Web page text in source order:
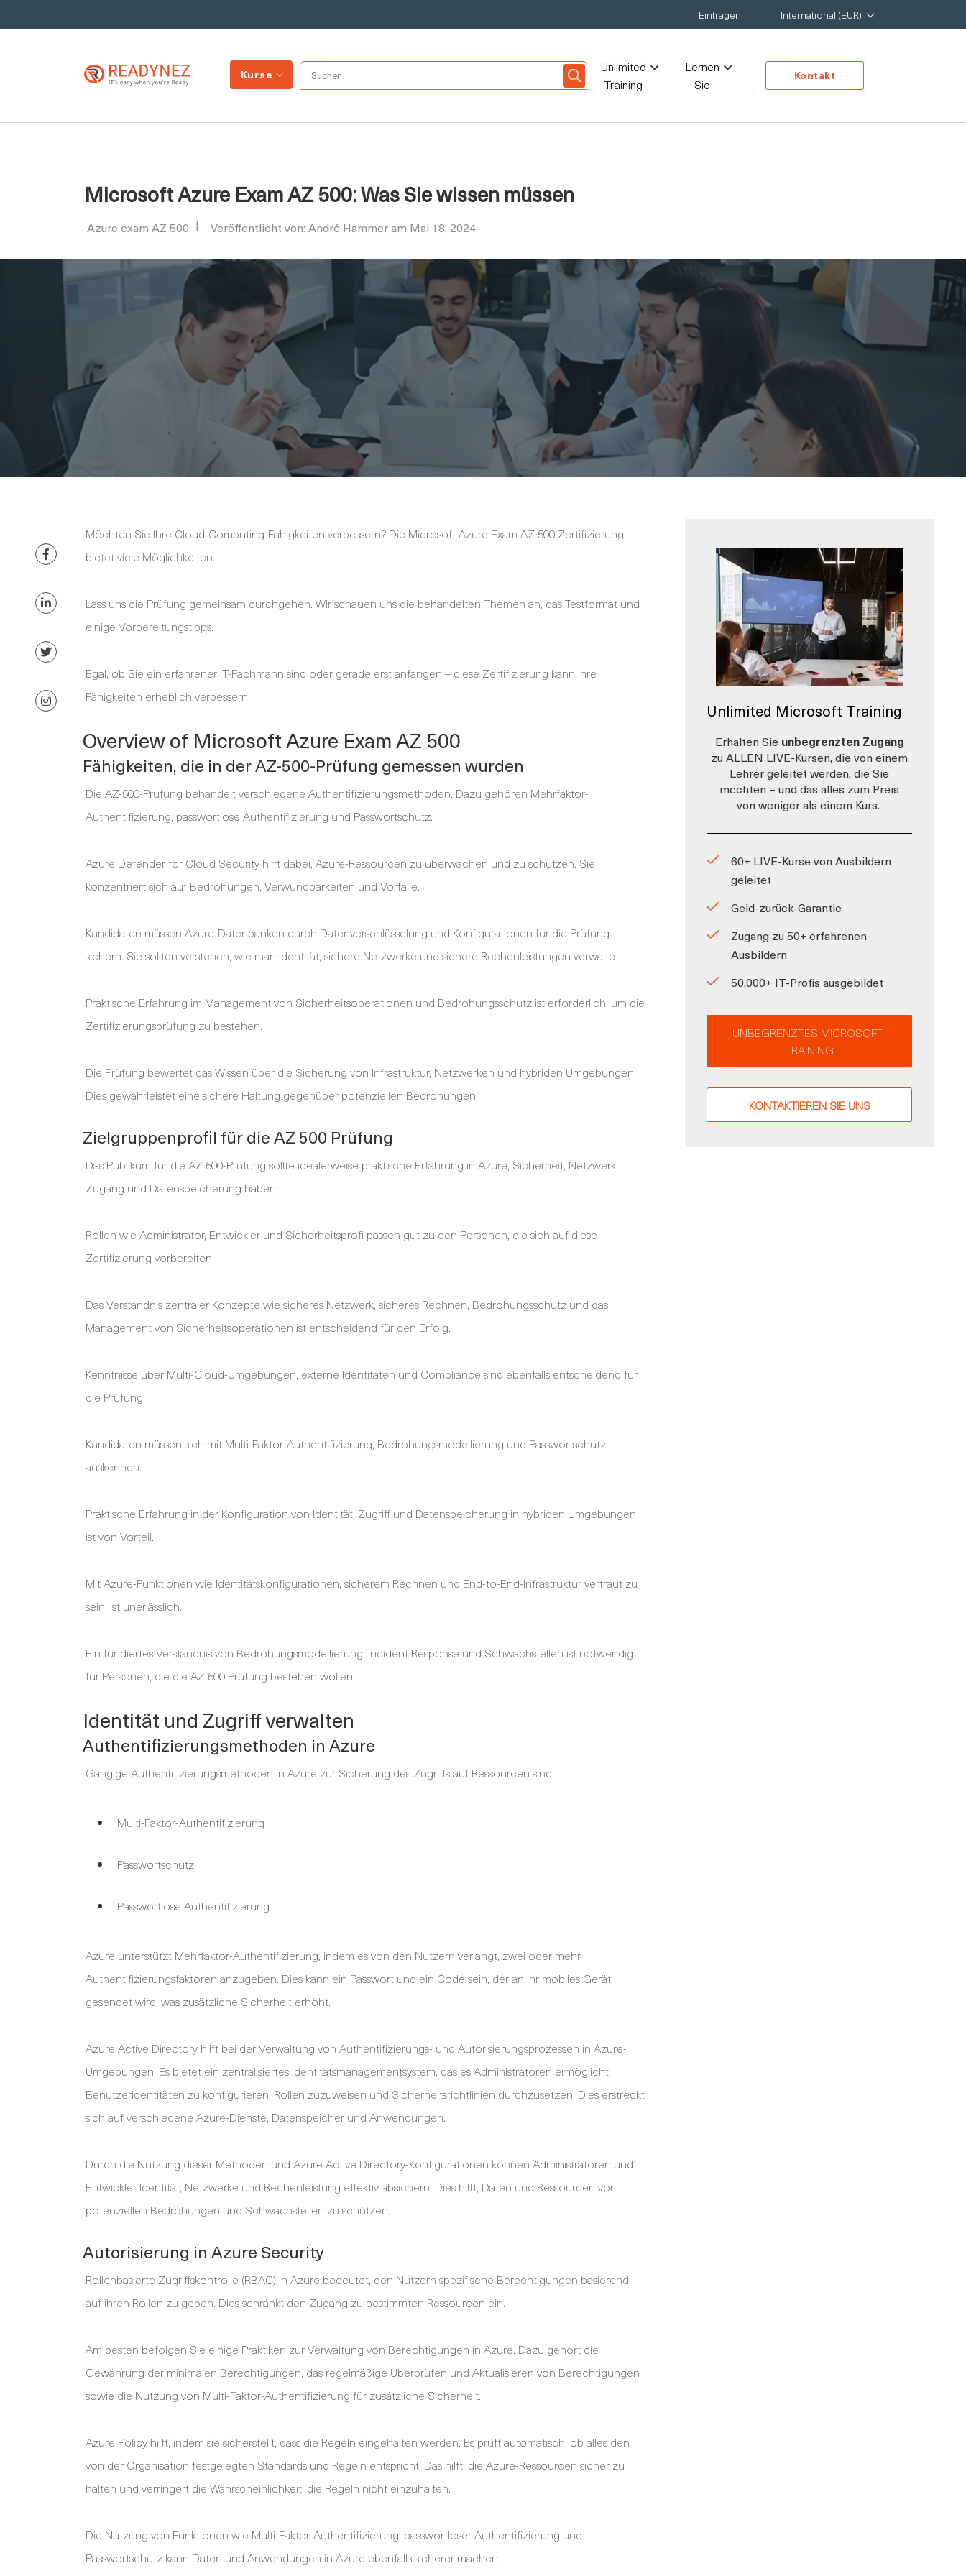
Eintragen International (EUR)
Kurse
Unlimited
Training
Lernen
Sie
Kontakt
Microsoft Azure Exam AZ 500: Was Sie wissen müssen
Azure exam AZ 500 Veröffentlicht von: André Hammer am Mai 18, 2024
Möchten Sie Ihre Cloud-Computing-Fähigkeiten verbessern? Die Microsoft Azure Exam AZ 500 Zertifizierung
bietet viele Möglichkeiten.
Lass uns die Prüfung gemeinsam durchgehen. Wir schauen uns die behandelten Themen an, das Testformat und
einige Vorbereitungstipps.
Egal, ob Sie ein erfahrener IT-Fachmann sind oder gerade erst anfangen – diese Zertifizierung kann Ihre
Fähigkeiten erheblich verbessern.
Overview of Microsoft Azure Exam AZ 500
Fähigkeiten, die in der AZ-500-Prüfung gemessen wurden
Die AZ-500-Prüfung behandelt verschiedene Authentifizierungsmethoden. Dazu gehören Mehrfaktor-
Authentifizierung, passwortlose Authentifizierung und Passwortschutz.
Azure Defender for Cloud Security hilft dabei, Azure-Ressourcen zu überwachen und zu schützen. Sie
konzentriert sich auf Bedrohungen, Verwundbarkeiten und Vorfälle.
Kandidaten müssen Azure-Datenbanken durch Datenverschlüsselung und Konfigurationen für die Prüfung
sichern. Sie sollten verstehen, wie man Identität, sichere Netzwerke und sichere Rechenleistungen verwaltet.
Praktische Erfahrung im Management von Sicherheitsoperationen und Bedrohungsschutz ist erforderlich, um die
Zertifizierungsprüfung zu bestehen.
Die Prüfung bewertet das Wissen über die Sicherung von Infrastruktur, Netzwerken und hybriden Umgebungen.
Dies gewährleistet eine sichere Haltung gegenüber potenziellen Bedrohungen.
Zielgruppenprofil für die AZ 500 Prüfung
Das Publikum für die AZ 500-Prüfung sollte idealerweise praktische Erfahrung in Azure, Sicherheit, Netzwerk,
Zugang und Datenspeicherung haben.
Rollen wie Administrator, Entwickler und Sicherheitsprofi passen gut zu den Personen, die sich auf diese
Zertifizierung vorbereiten.
Das Verständnis zentraler Konzepte wie sicheres Netzwerk, sicheres Rechnen, Bedrohungsschutz und das
Management von Sicherheitsoperationen ist entscheidend für den Erfolg.
Kenntnisse über Multi-Cloud-Umgebungen, externe Identitäten und Compliance sind ebenfalls entscheidend für
die Prüfung.
Kandidaten müssen sich mit Multi-Faktor-Authentifizierung, Bedrohungsmodellierung und Passwortschutz
auskennen.
Praktische Erfahrung in der Konfiguration von Identität, Zugriff und Datenspeicherung in hybriden Umgebungen
ist von Vorteil.
Mit Azure-Funktionen wie Identitätskonfigurationen, sicherem Rechnen und End-to-End-Infrastruktur vertraut zu
sein, ist unerlässlich.
Ein fundiertes Verständnis von Bedrohungsmodellierung, Incident Response und Schwachstellen ist notwendig
für Personen, die die AZ 500 Prüfung bestehen wollen.
Identität und Zugriff verwalten
Authentifizierungsmethoden in Azure
Gängige Authentifizierungsmethoden in Azure zur Sicherung des Zugriffs auf Ressourcen sind:
Multi-Faktor-Authentifizierung
Passwortschutz
Passwortlose Authentifizierung
Azure unterstützt Mehrfaktor-Authentifizierung, indem es von den Nutzern verlangt, zwei oder mehr
Authentifizierungsfaktoren anzugeben. Dies kann ein Passwort und ein Code sein, der an ihr mobiles Gerät
gesendet wird, was zusätzliche Sicherheit erhöht.
Azure Active Directory hilft bei der Verwaltung von Authentifizierungs- und Autorisierungsprozessen in Azure-
Umgebungen. Es bietet ein zentralisiertes Identitätsmanagementsystem, das es Administratoren ermöglicht,
Benutzeridentitäten zu konfigurieren, Rollen zuzuweisen und Sicherheitsrichtlinien durchzusetzen. Dies erstreckt
sich auf verschiedene Azure-Dienste, Datenspeicher und Anwendungen.
Durch die Nutzung dieser Methoden und Azure Active Directory-Konfigurationen können Administratoren und
Entwickler Identität, Netzwerke und Rechenleistung effektiv absichern. Dies hilft, Daten und Ressourcen vor
potenziellen Bedrohungen und Schwachstellen zu schützen.
Autorisierung in Azure Security
Rollenbasierte Zugriffskontrolle (RBAC) in Azure bedeutet, den Nutzern spezifische Berechtigungen basierend
auf ihren Rollen zu geben. Dies schränkt den Zugang zu bestimmten Ressourcen ein.
Am besten befolgen Sie einige Praktiken zur Verwaltung von Berechtigungen in Azure. Dazu gehört die
Gewährung der minimalen Berechtigungen, das regelmäßige Überprüfen und Aktualisieren von Berechtigungen
sowie die Nutzung von Multi-Faktor-Authentifizierung für zusätzliche Sicherheit.
Azure Policy hilft, indem sie sicherstellt, dass die Regeln eingehalten werden. Es prüft automatisch, ob alles den
von der Organisation festgelegten Standards und Regeln entspricht. Das hilft, die Azure-Ressourcen sicher zu
halten und verringert die Wahrscheinlichkeit, die Regeln nicht einzuhalten.
Die Nutzung von Funktionen wie Multi-Faktor-Authentifizierung, passwortloser Authentifizierung und
Passwortschutz kann Daten und Anwendungen in Azure ebenfalls sicherer machen.
Unlimited Microsoft Training
Erhalten Sieunbegrenzten Zugang
zu ALLEN LIVE-Kursen, die von einem
Lehrer geleitet werden, die Sie
möchten – und das alles zum Preis
von weniger als einem Kurs.
60+ LIVE-Kurse von Ausbildern
geleitet
Geld-zurück-Garantie
Zugang zu 50+ erfahrenen
Ausbildern
50.000+ IT-Profis ausgebildet
UNBEGRENZTES MICROSOFT-
TRAINING
KONTAKTIEREN SIE UNS